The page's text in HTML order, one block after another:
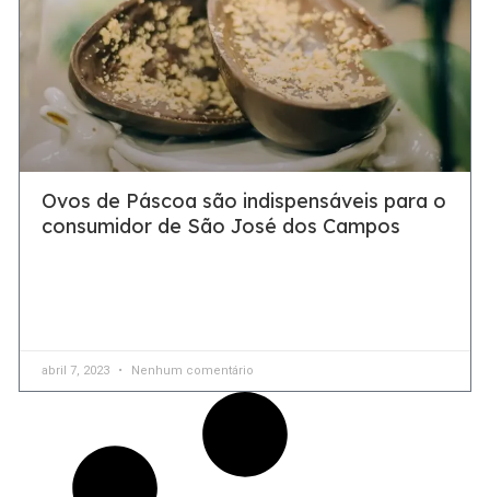
Ovos de Páscoa são indispensáveis para o
consumidor de São José dos Campos
abril 7, 2023 Nenhum comentário